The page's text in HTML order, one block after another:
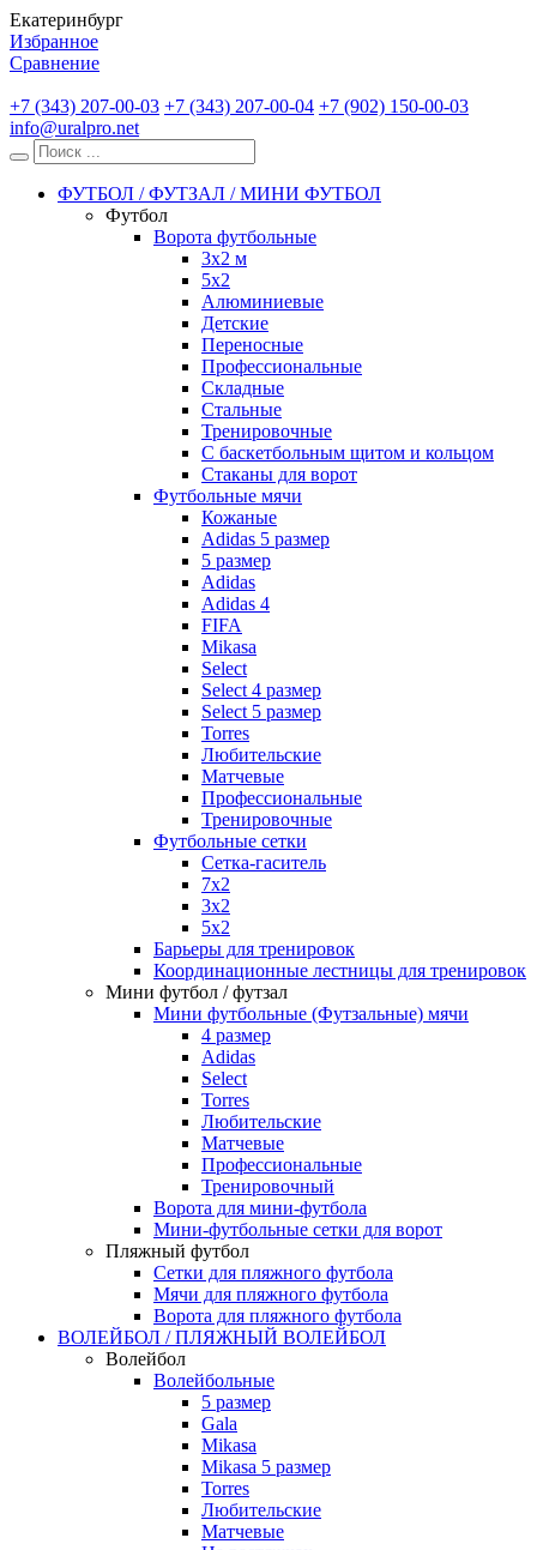
Екатеринбург
Избранное
Сравнение
+7 (343) 207-00-03 +7 (343) 207-00-04 +7 (902) 150-00-03
info@uralpro.net
ФУТБОЛ / ФУТЗАЛ / МИНИ ФУТБОЛ
Футбол
Ворота футбольные
3х2 м
5х2
Алюминиевые
Детские
Переносные
Профессиональные
Складные
Стальные
Тренировочные
С баскетбольным щитом и кольцом
Стаканы для ворот
Футбольные мячи
Кожаные
Adidas 5 размер
5 размер
Adidas
Adidas 4
FIFA
Mikasa
Select
Select 4 размер
Select 5 размер
Torres
Любительские
Матчевые
Профессиональные
Тренировочные
Футбольные сетки
Сетка-гаситель
7x2
3х2
5х2
Барьеры для тренировок
Координационные лестницы для тренировок
Мини футбол / футзал
Мини футбольные (Футзальные) мячи
4 размер
Adidas
Select
Torres
Любительские
Матчевые
Профессиональные
Тренировочный
Ворота для мини-футбола
Мини-футбольные сетки для ворот
Пляжный футбол
Сетки для пляжного футбола
Мячи для пляжного футбола
Ворота для пляжного футбола
ВОЛЕЙБОЛ / ПЛЯЖНЫЙ ВОЛЕЙБОЛ
Волейбол
Волейбольные
5 размер
Gala
Mikasa
Mikasa 5 размер
Torres
Любительские
Матчевые